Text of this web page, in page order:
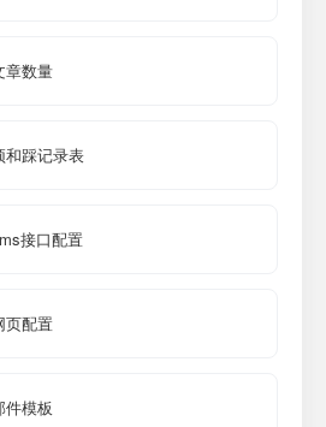
章数量
和踩记录表
接口配置
页配置
件模板